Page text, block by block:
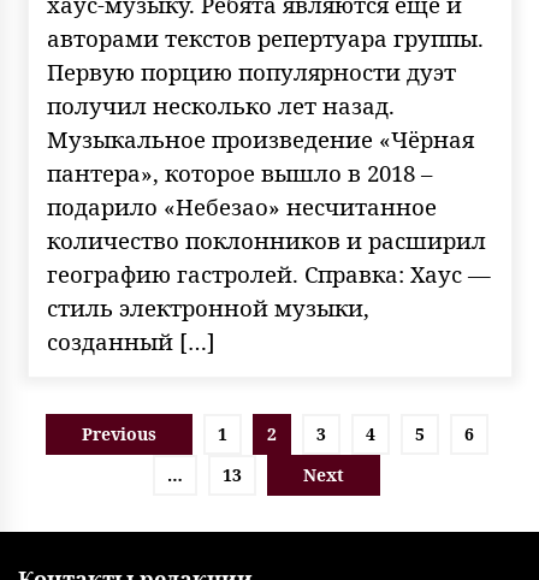
авторами текстов репертуара группы.
Первую порцию популярности дуэт
получил несколько лет назад.
Музыкальное произведение «Чёрная
пантера», которое вышло в 2018 –
подарило «Небезао» несчитанное
количество поклонников и расширил
географию гастролей. Справка: Хаус —
стиль электронной музыки,
созданный […]
Пагинация
Previous 1 2 3 4 5
6
…
13 Next